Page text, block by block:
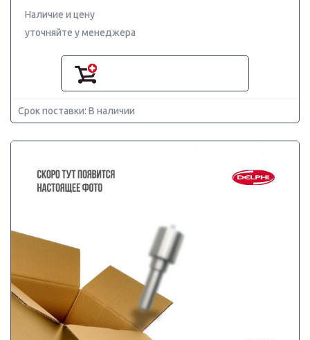
Наличие и цену
уточняйте у менеджера
Срок поставки: В наличии